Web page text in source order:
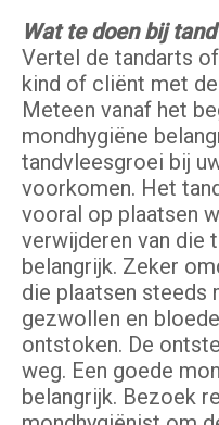
Wat te doen bij
Vertel de tandarts
kind of cliënt met
Meteen vanaf het
mondhygiëne
tandvleesgroei bij
voorkomen. Het
vooral op plaatsen
verwijderen van die
belangrijk. Zeker
die plaatsen steeds
gezwollen en
ontstoken. De
weg. Een goede
belangrijk. Bezoek